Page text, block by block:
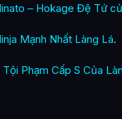
– Hokage Đệ Tứ
Mạnh Nhất Làng Lá.
Phạm Cấp S Của